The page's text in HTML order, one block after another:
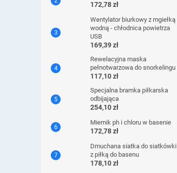
172,78 zł
Wentylator biurkowy z mgiełką
wodną - chłodnica powietrza
USB
169,39 zł
Rewelacyjna maska ​​
pełnotwarzowa do snorkelingu
117,10 zł
Specjalna bramka piłkarska
odbijająca
254,10 zł
Miernik ph i chloru w basenie
172,78 zł
Dmuchana siatka do siatkówki
z piłką do basenu
178,10 zł